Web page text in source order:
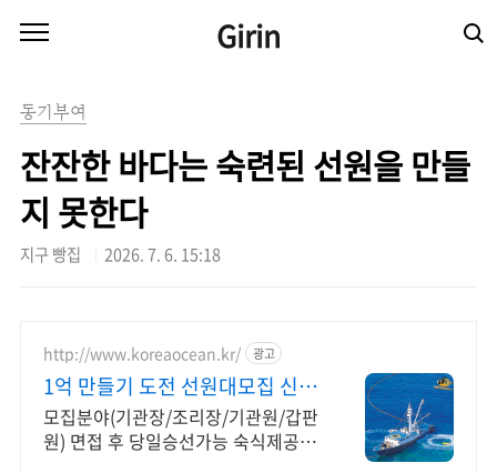
Girin
동기부여
잔잔한 바다는 숙련된 선원을 만들
지 못한다
지구 빵집 2026. 7. 6. 15:18
http://www.koreaocean.kr/ 광고
1억 만들기 도전 선원대모집 신규
자 및 경력자 상시모집
모집분야(기관장/조리장/기관원/갑판
원) 면접 후 당일승선가능 숙식제공